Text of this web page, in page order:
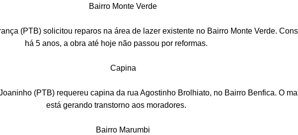
Bairro Monte Verde
(PTB) solicitou reparos na área de lazer existente no Bairro Monte Verde.
há 5 anos, a obra até hoje não passou por reformas.
Capina
(PTB) requereu capina da rua Agostinho Brolhiato, no Bairro Benfica. O
está gerando transtorno aos moradores.
Bairro Marumbi